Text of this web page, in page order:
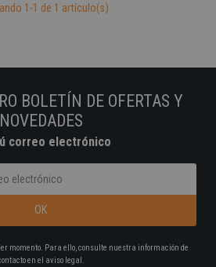
1-1 de 1 artículo(s)
BOLETÍN DE OFERTAS Y
NOVEDADES
correo electrónico
momento. Para ello, consulte nuestra información de
en el aviso legal.